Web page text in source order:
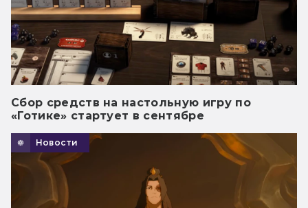
Сбор средств на настольную игру по
«Готике» стартует в сентябре
Новости